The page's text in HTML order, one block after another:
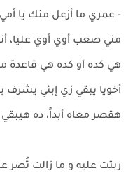
- عمري ما أزعل منك يا
مني صعب أوي أوي عليا،
هي كده أو كده هي قاعدة
أخويا يبقي زي إبني يشرف
هقصر معاه أبداً، ده هيبقي
ربتت عليه و ما زالت تُصر